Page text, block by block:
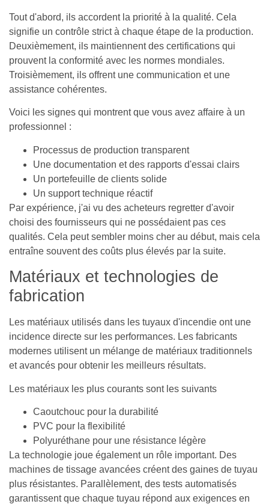
Tout d'abord, ils accordent la priorité à la qualité. Cela
signifie un contrôle strict à chaque étape de la production.
Deuxièmement, ils maintiennent des certifications qui
prouvent la conformité avec les normes mondiales.
Troisièmement, ils offrent une communication et une
assistance cohérentes.
Voici les signes qui montrent que vous avez affaire à un
professionnel :
Processus de production transparent
Une documentation et des rapports d'essai clairs
Un portefeuille de clients solide
Un support technique réactif
Par expérience, j'ai vu des acheteurs regretter d'avoir
choisi des fournisseurs qui ne possédaient pas ces
qualités. Cela peut sembler moins cher au début, mais cela
entraîne souvent des coûts plus élevés par la suite.
Matériaux et technologies de
fabrication
Les matériaux utilisés dans les tuyaux d'incendie ont une
incidence directe sur les performances. Les fabricants
modernes utilisent un mélange de matériaux traditionnels
et avancés pour obtenir les meilleurs résultats.
Les matériaux les plus courants sont les suivants
Caoutchouc pour la durabilité
PVC pour la flexibilité
Polyuréthane pour une résistance légère
La technologie joue également un rôle important. Des
machines de tissage avancées créent des gaines de tuyau
plus résistantes. Parallèlement, des tests automatisés
garantissent que chaque tuyau répond aux exigences en